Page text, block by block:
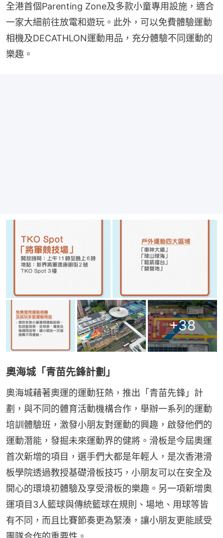
全港首個Parenting Zone及多款小童專用設施，適合
一家大細前往放電和遊玩。此外，可以免費體驗運動
相機及DECATHLON運動用品，充分體驗不同運動的
樂趣。
+38
奧海城「青苗先鋒計劃」
奧海城藉著奧運的運動狂熱，推出「青苗先鋒」計
劃，與不同的體育活動機構合作，舉辦一系列的運動
培訓體驗班，激發小朋友對運動的興趣，啟發他們的
運動潛能，發掘未來運動界的健將。滑板是今屆奧運
首次新增的項目，選手們大都是年輕人，是次香港滑
板學院透過教授基礎滑板技巧，小朋友可以在安全及
開心的環境初體驗及享受滑板的樂趣。另一項新增奧
運項目3人籃球與傳統籃球在規則、場地、用球等皆
有不同，而且比賽節奏更為緊湊，讓小朋友更能感受